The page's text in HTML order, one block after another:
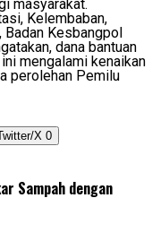
masyarakat.
Kelembaban,
Badan Kesbangpol
dana bantuan
mengalami kenaikan
perolehan Pemilu
X 0
Sampah dengan